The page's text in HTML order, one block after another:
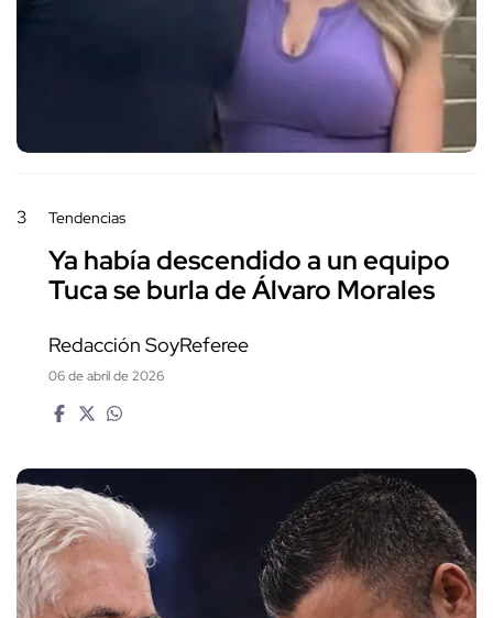
3 Tendencias
Ya había descendido a un equipo
Tuca se burla de Álvaro Morales
Redacción SoyReferee
06 de abril de 2026